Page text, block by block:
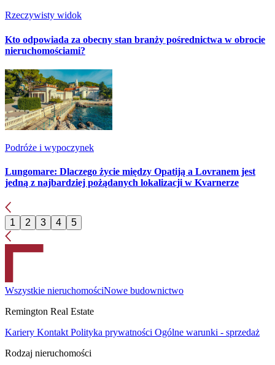
Rzeczywisty widok
Kto odpowiada za obecny stan branży pośrednictwa w obrocie
nieruchomościami?
Podróże i wypoczynek
Lungomare: Dlaczego życie między Opatiją a Lovranem jest
jedną z najbardziej pożądanych lokalizacji w Kvarnerze
1 2 3 4 5
Wszystkie nieruchomościNowe budownictwo
Remington Real Estate
Kariery KontaktPolityka prywatności Ogólne warunki - sprzedaż
Rodzaj nieruchomości